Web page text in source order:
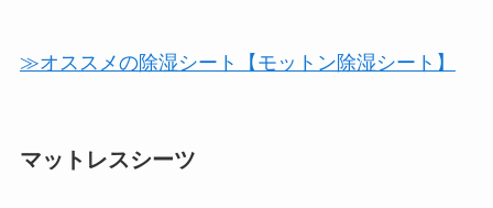
≫オススメの除湿シート【モットン除湿シート】
マットレスシーツ